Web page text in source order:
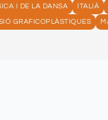
I DE LA DANSA
ITALIÀ
GRAFICOPLÀSTIQUES